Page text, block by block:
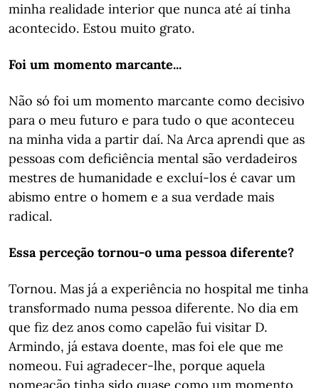
minha realidade interior que nunca até aí tinha
acontecido. Estou muito grato.
Foi um momento marcante...
Não só foi um momento marcante como decisivo
para o meu futuro e para tudo o que aconteceu
na minha vida a partir daí. Na Arca aprendi que as
pessoas com deficiência mental são verdadeiros
mestres de humanidade e excluí-los é cavar um
abismo entre o homem e a sua verdade mais
radical.
Essa perceção tornou-o uma pessoa diferente?
Tornou. Mas já a experiência no hospital me tinha
transformado numa pessoa diferente. No dia em
que fiz dez anos como capelão fui visitar D.
Armindo, já estava doente, mas foi ele que me
nomeou. Fui agradecer-lhe, porque aquela